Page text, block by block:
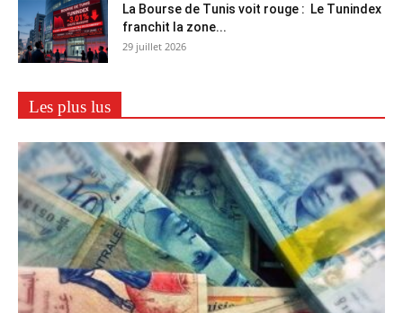
La Bourse de Tunis voit rouge : Le Tunindex
franchit la zone...
29 juillet 2026
Les plus lus